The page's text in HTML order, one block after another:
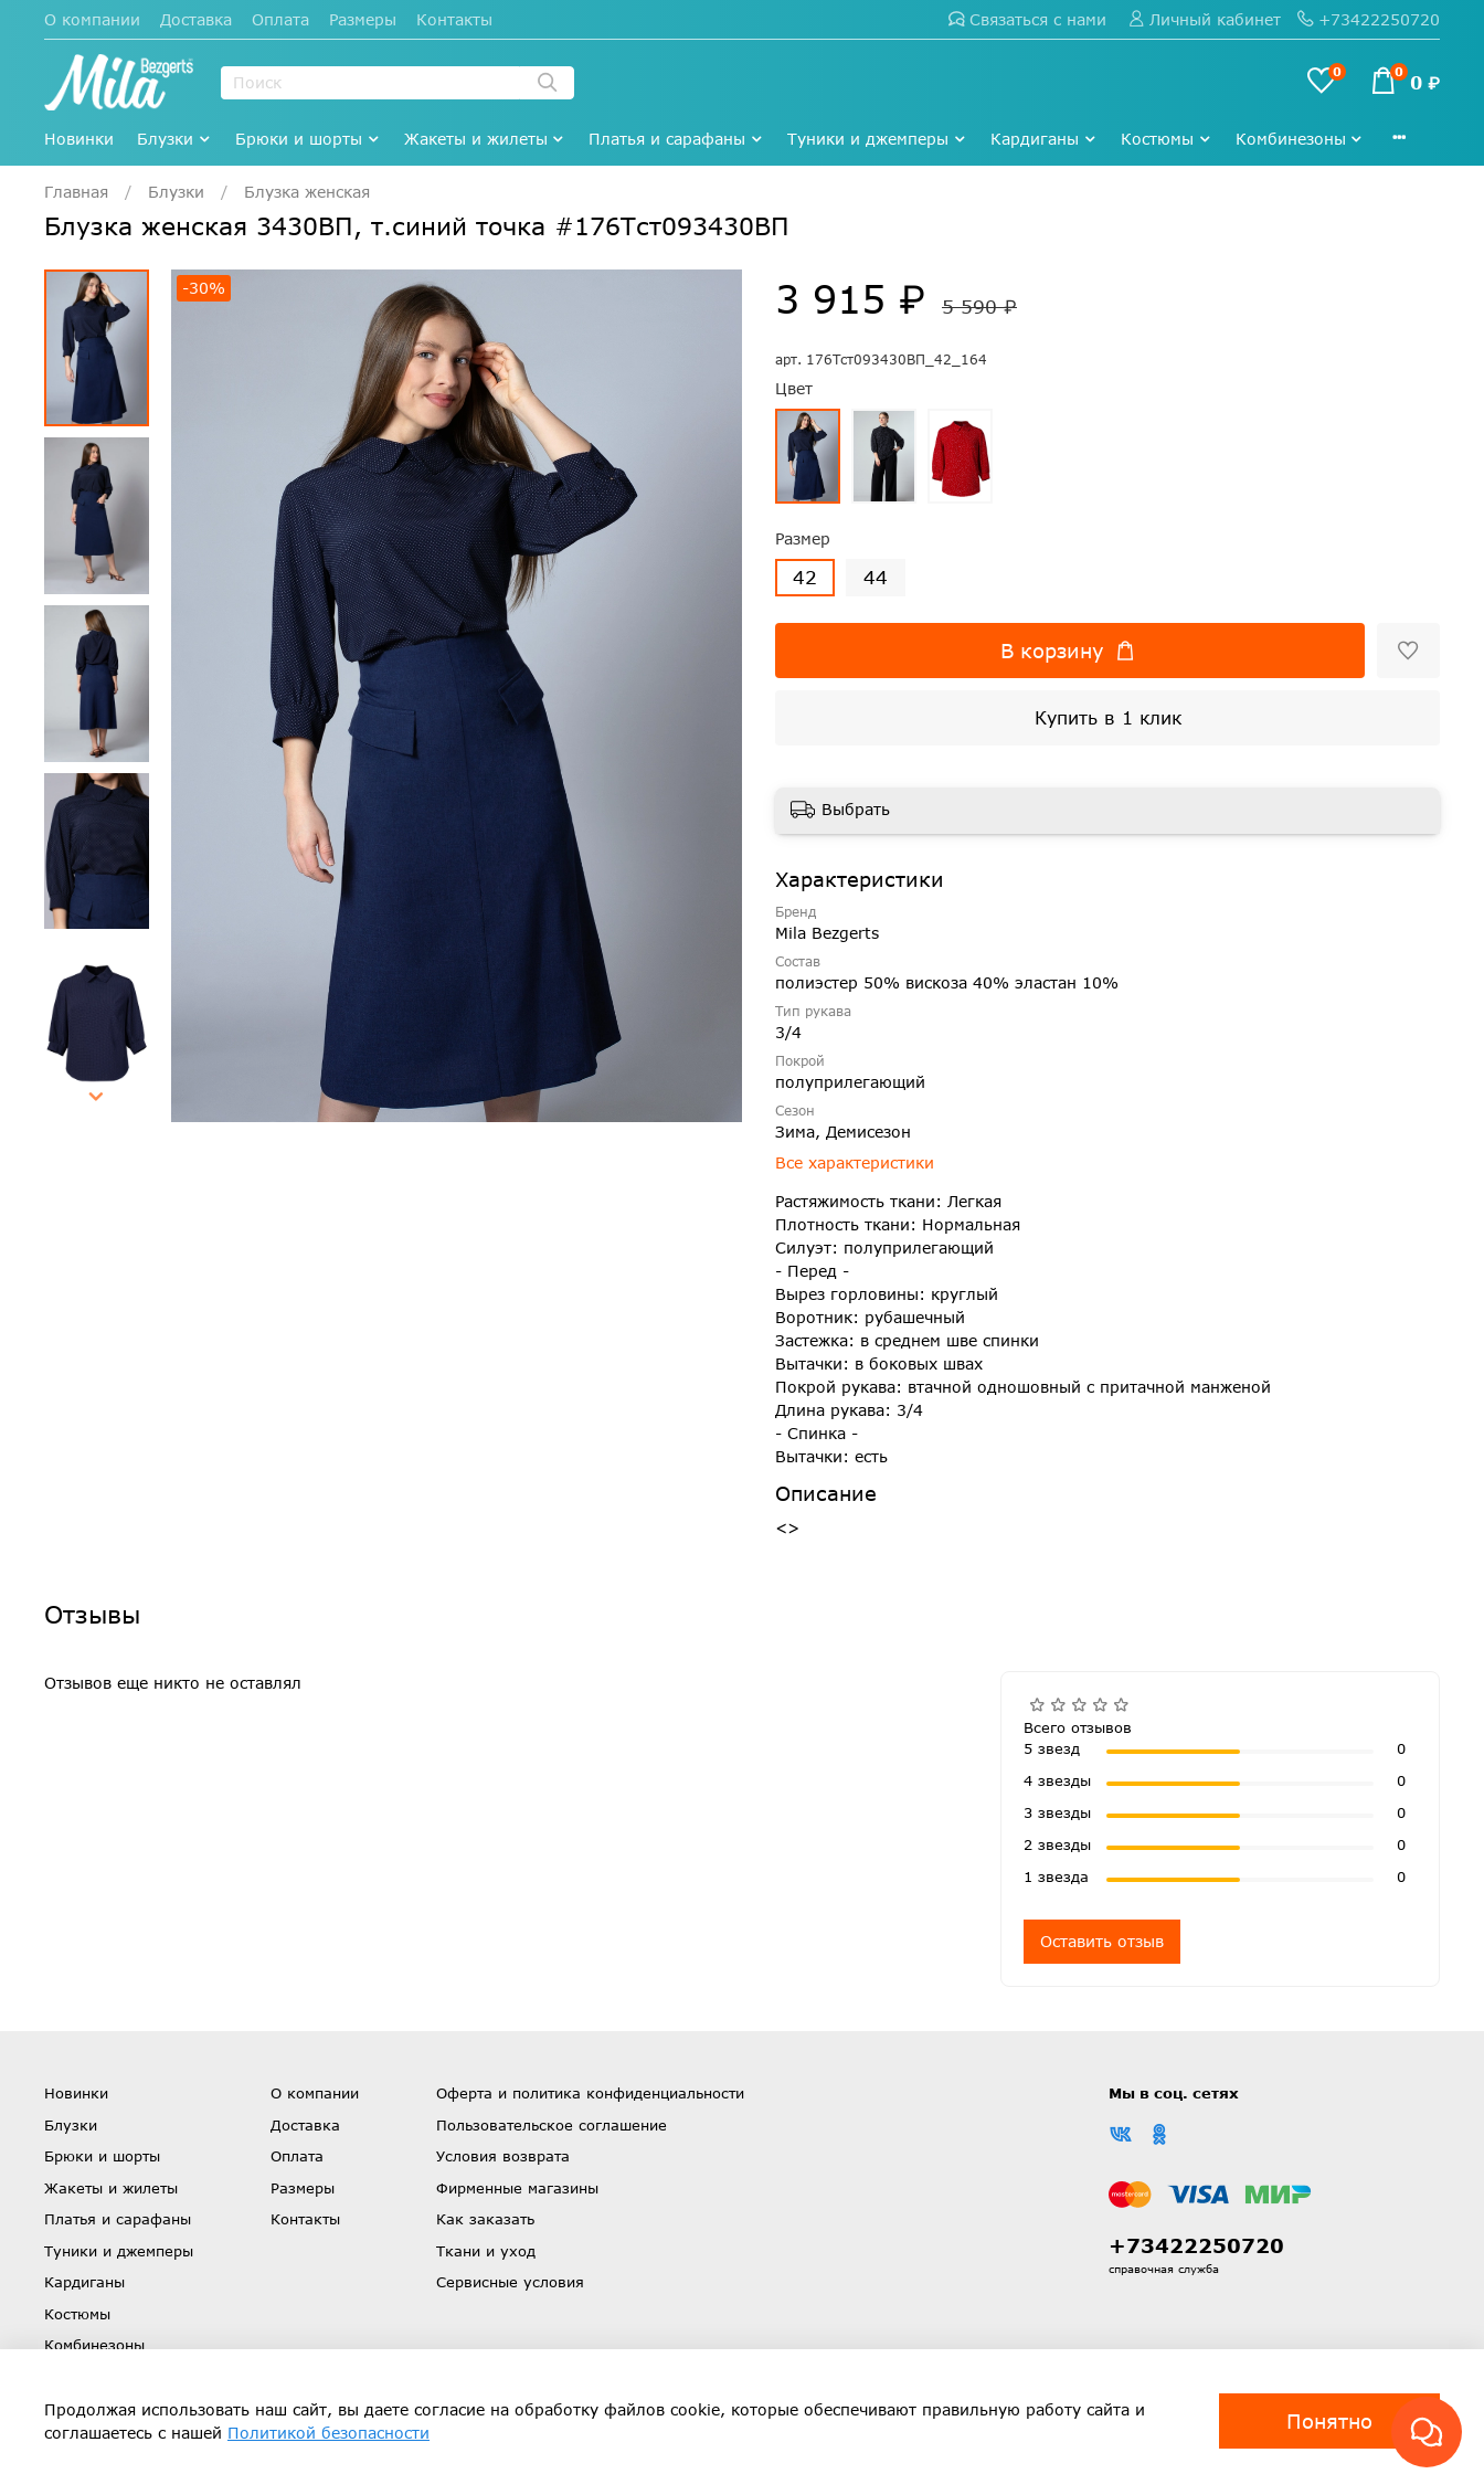
О компании Доставка Оплата Размеры Контакты Связаться с нами Личный кабинет +73422250720
0 0 0 ₽
Новинки Блузки Брюки и шорты Жакеты и жилеты Платья и сарафаны Туники и джемперы Кардиганы Костюмы Комбинезоны
Главная Блузки Блузка женская
Блузка женская 3430ВП, т.синий точка #176Тст093430ВП
-30%
арт. 176Тст093430ВП_42_164
Цвет
Размер
42 44
3 915 ₽ 5 590 ₽
В корзину
Купить в 1 клик
Выбрать
Характеристики
Бренд
Mila Bezgerts
Состав
полиэстер 50% вискоза 40% эластан 10%
Тип рукава
3/4
Покрой
полуприлегающий
Сезон
Зима, Демисезон
Все характеристики
Растяжимость ткани: Легкая
Плотность ткани: Нормальная
Силуэт: полуприлегающий
- Перед -
Вырез горловины: круглый
Воротник: рубашечный
Застежка: в среднем шве спинки
Вытачки: в боковых швах
Покрой рукава: втачной одношовный с притачной манженой
Длина рукава: 3/4
- Спинка -
Вытачки: есть
Описание
<>
Отзывы
Отзывов еще никто не оставлял
Всего отзывов
5 звезд
0
4 звезды
0
3 звезды
0
2 звезды
0
1 звезда
0
Оставить отзыв
Новинки
Блузки
Брюки и шорты
Жакеты и жилеты
Платья и сарафаны
Туники и джемперы
Кардиганы
Костюмы
Комбинезоны
Скидки
О компании
Доставка
Оплата
Размеры
Контакты
Оферта и политика конфиденциальности
Пользовательское соглашение
Условия возврата
Фирменные магазины
Как заказать
Ткани и уход
Сервисные условия
Мы в соц. сетях
+73422250720
справочная служба
Продолжая использовать наш сайт, вы даете согласие на обработку файлов cookie, которые обеспечивают правильную работу сайта и
соглашаетесь с нашей Политикой безопасности Понятно